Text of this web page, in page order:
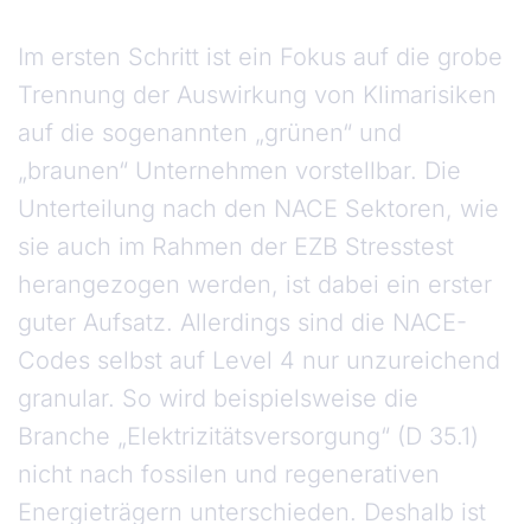
Im ersten Schritt ist ein Fokus auf die grobe
Trennung der Auswirkung von Klimarisiken
auf die sogenannten „grünen“ und
„braunen“ Unternehmen vorstellbar. Die
Unterteilung nach den NACE Sektoren, wie
sie auch im Rahmen der EZB Stresstest
herangezogen werden, ist dabei ein erster
guter Aufsatz. Allerdings sind die NACE-
Codes selbst auf Level 4 nur unzureichend
granular. So wird beispielsweise die
Branche „Elektrizitätsversorgung“ (D 35.1)
nicht nach fossilen und regenerativen
Energieträgern unterschieden. Deshalb ist